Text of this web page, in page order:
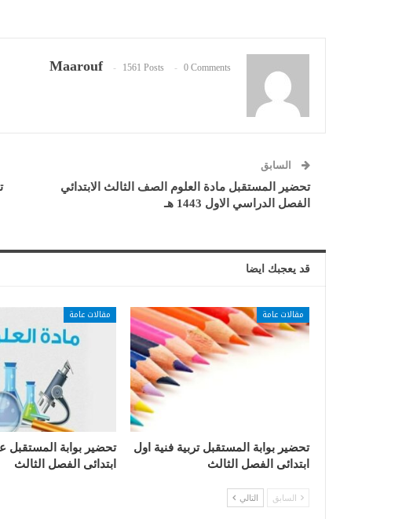
Maarouf 1561 Posts 0 Comments
السابق
تحضير المستقبل مادة العلوم الصف الثالث الابتدائي
الفصل الدراسي الاول 1443 هـ
قد يعجبك ايضا
مقالات عامة
تحضير بوابة المستقبل تربية فنية اول
ابتدائى الفصل الثالث
مقالات عامة
تحضير بوابة المستقبل
ابتدائى الفصل الثالث
السابق التالي